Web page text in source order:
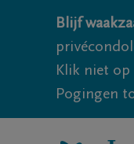
Blijf
Klik niet op
Pogingen